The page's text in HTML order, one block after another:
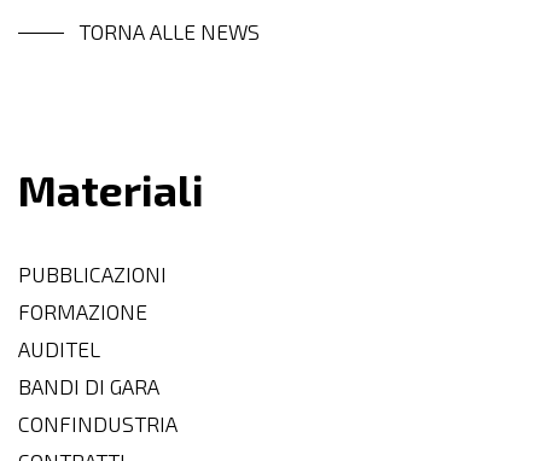
TORNA ALLE NEWS
Materiali
PUBBLICAZIONI
FORMAZIONE
AUDITEL
BANDI DI GARA
CONFINDUSTRIA